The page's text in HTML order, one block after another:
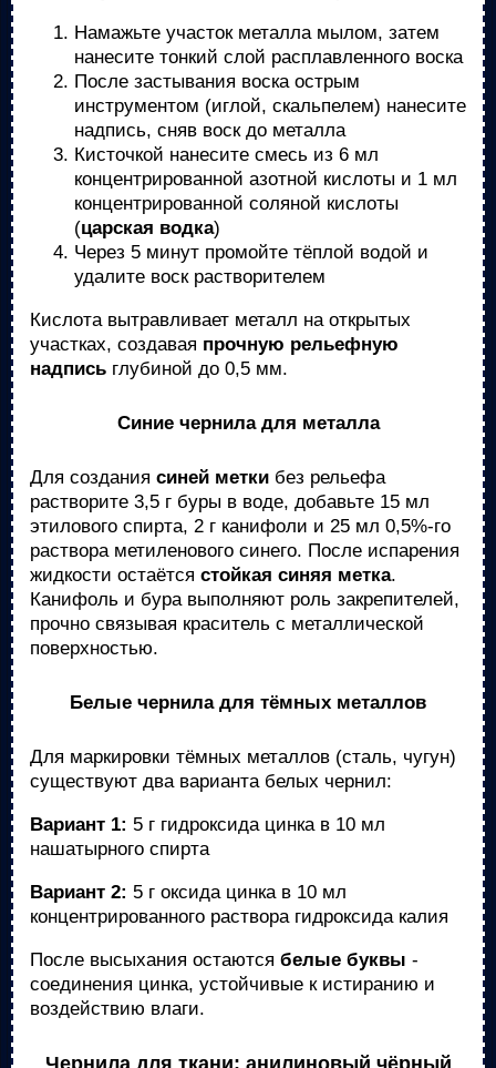
Намажьте участок металла мылом, затем
нанесите тонкий слой расплавленного воска
После застывания воска острым
инструментом (иглой, скальпелем) нанесите
надпись, сняв воск до металла
Кисточкой нанесите смесь из 6 мл
концентрированной азотной кислоты и 1 мл
концентрированной соляной кислоты
(царская водка)
Через 5 минут промойте тёплой водой и
удалите воск растворителем
Кислота вытравливает металл на открытых
участках, создавая прочную рельефную
надпись глубиной до 0,5 мм.
Синие чернила для металла
Для создания синей метки без рельефа
растворите 3,5 г буры в воде, добавьте 15 мл
этилового спирта, 2 г канифоли и 25 мл 0,5%-го
раствора метиленового синего. После испарения
жидкости остаётся стойкая синяя метка.
Канифоль и бура выполняют роль закрепителей,
прочно связывая краситель с металлической
поверхностью.
Белые чернила для тёмных металлов
Для маркировки тёмных металлов (сталь, чугун)
существуют два варианта белых чернил:
Вариант 1: 5 г гидроксида цинка в 10 мл
нашатырного спирта
Вариант 2: 5 г оксида цинка в 10 мл
концентрированного раствора гидроксида калия
После высыхания остаются белые буквы -
соединения цинка, устойчивые к истиранию и
воздействию влаги.
Чернила для ткани: анилиновый чёрный